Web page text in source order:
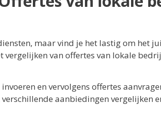
maar vind je het lastig om het
vergelijken van offertes van lokale
en vervolgens offertes
aanbiedingen vergelijken